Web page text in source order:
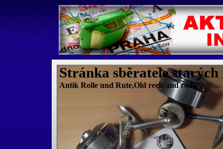
Stránka sběratele
Antik Rolle und Rute,Old reels and rods.